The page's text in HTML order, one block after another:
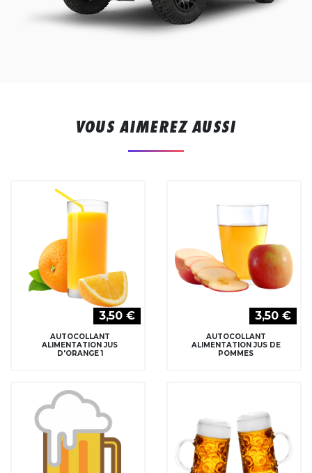
VOUS AIMEREZ AUSSI
3,50 €
AUTOCOLLANT
ALIMENTATION JUS
D'ORANGE 1
3,50 €
AUTOCOLLANT
ALIMENTATION JUS DE
POMMES